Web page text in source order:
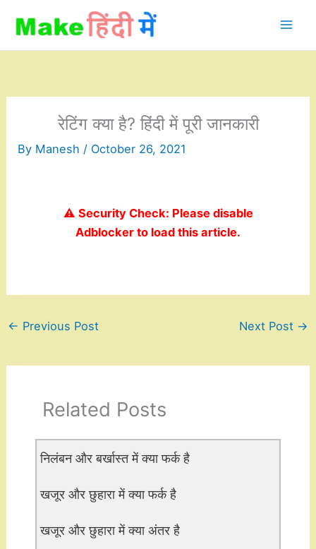
content
रेटिंग क्या है? हिंदी में पूरी जानकारी
By Manesh / October 26, 2021
⚠️ Security Check: Please disable
Adblocker to load this article.
← Previous Post Next Post →
Related Posts
निलंबन और बर्खास्त में क्या फर्क है
खजूर और छुहारा में क्या फर्क है
खजूर और छुहारा में क्या अंतर है